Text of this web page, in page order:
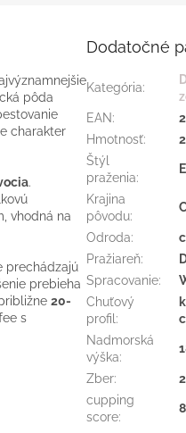
pôda
charakter
.
vhodná na
prechádzajú
prebieha
20-
s
Dodatočné
Kategória:
EAN:
Hmotnosť:
Štýl
praženia:
Krajina
pôvodu:
Odroda:
Pražiareň:
Spracovanie:
Chuťový
profil :
Nadmorská
výška:
Zber:
cupping
score: